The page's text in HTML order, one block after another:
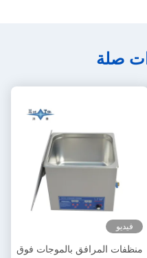
صلة
فيديو
منظفات المرافق بالموجات فوق